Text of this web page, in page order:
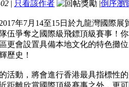
| 只看該作者 |倒序瀏
年7月14至15日於九龍灣國際
伍爭奪之國際級飛鏢頂級賽事！
更會設置具備本地文化的特色攤
歷史！
活動，將會進行香港最具指標性
距離欣賞國際頂級賽事之外，更